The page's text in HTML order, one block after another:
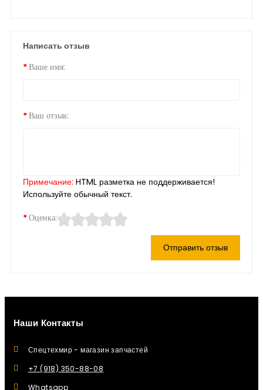
Написать отзыв
Ваше имя:
Ваш отзыв:
Примечание: HTML разметка не поддерживается!
Используйте обычный текст.
Оценка:
Отправить отзыв
Наши Контакты
Спецтехмир - магазин запчастей
+7 (918) 350-88-08
Whatsapp